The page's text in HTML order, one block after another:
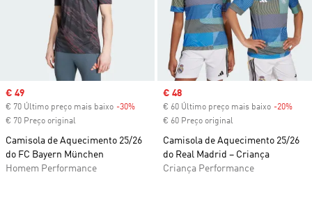
Sale price
€ 49
€ 70 Último preço mais baixo -30% Discount
€ 70 Preço original
Camisola de Aquecimento 25/26
do FC Bayern München
Homem Performance
Sale price
€ 48
€ 60 Último preço mais baixo -20%
€ 60 Preço original
Camisola de Aquecimento 25/26
do Real Madrid – Criança
Criança Performance